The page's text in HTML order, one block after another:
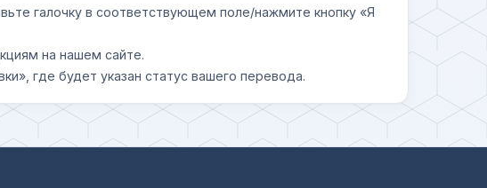
галочку в соответствующем поле/нажмите кнопку «Я
на нашем сайте.
где будет указан статус вашего перевода.